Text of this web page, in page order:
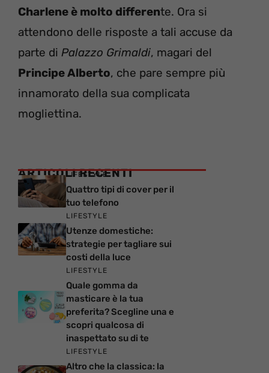
Charlene è molto differente. Ora si
attendono delle risposte a tali accuse da
parte di Palazzo Grimaldi, magari del
Principe Alberto, che pare sempre più
innamorato della sua complicata
mogliettina.
ARTICOLI RECENTI
LIFESTYLE
Quattro tipi di cover per il
tuo telefono
LIFESTYLE
Utenze domestiche:
strategie per tagliare sui
costi della luce
LIFESTYLE
Quale gomma da
masticare è la tua
preferita? Scegline una e
scopri qualcosa di
inaspettato su di te
LIFESTYLE
Altro che la classica: la